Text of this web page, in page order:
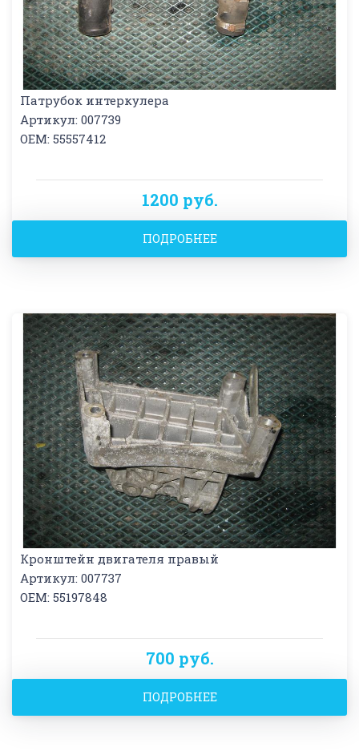
Патрубок интеркулера
Артикул: 007739
OEM: 55557412
1200 руб.
ПОДРОБНЕЕ
Кронштейн двигателя правый
Артикул: 007737
OEM: 55197848
700 руб.
ПОДРОБНЕЕ